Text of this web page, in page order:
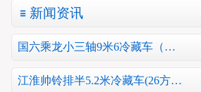
新闻资讯
国六乘龙小三轴9米6冷藏车（…
江淮帅铃排半5.2米冷藏车(26方…